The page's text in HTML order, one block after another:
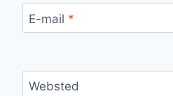
E-mail *
Websted